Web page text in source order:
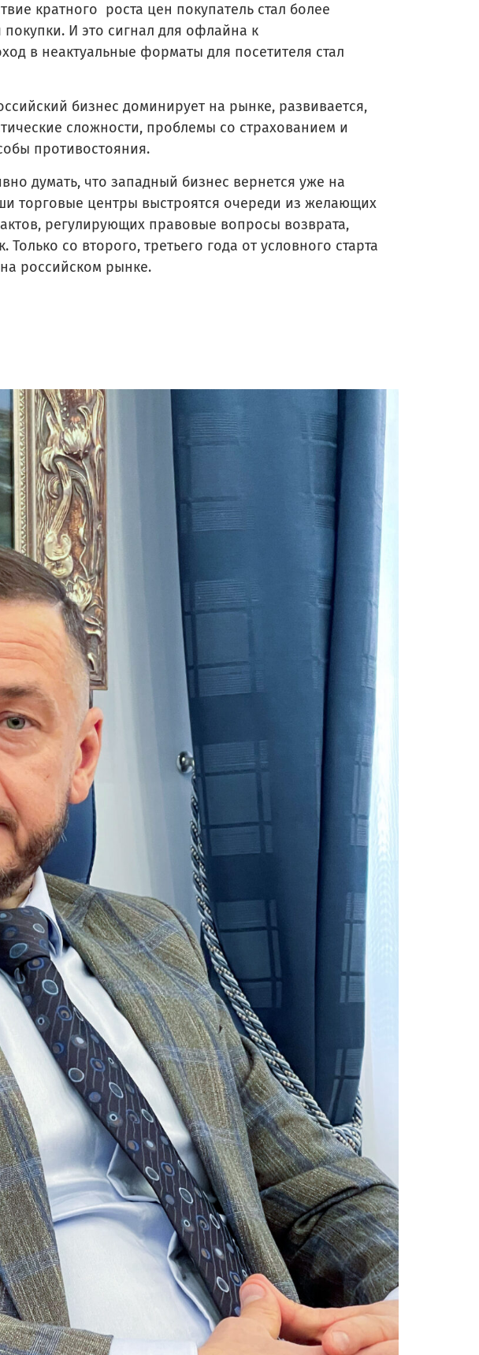
кратного роста цен покупатель стал более
И это сигнал для офлайна к
в неактуальные форматы для посетителя стал
бизнес доминирует на рынке, развивается,
сложности, проблемы со страхованием и
противостояния.
думать, что западный бизнес вернется уже на
торговые центры выстроятся очереди из желающих
регулирующих правовые вопросы возврата,
со второго, третьего года от условного старта
российском рынке.